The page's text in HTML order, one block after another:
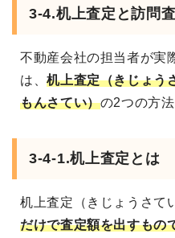
3-4.机上査定と訪問
不動産会社の担当者が実
は、机上査定（きじょう
もんさてい）の2つの方
3-4-1.机上査定とは
机上査定（きじょうさて
だけで査定額を出すもの